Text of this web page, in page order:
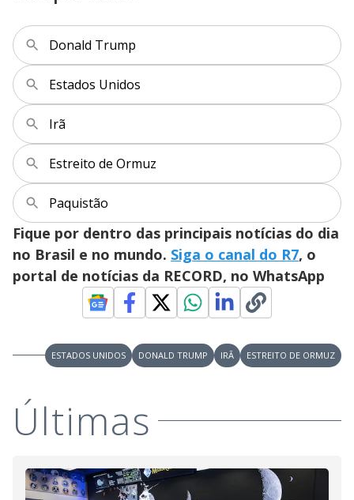
Donald Trump
Estados Unidos
Irã
Estreito de Ormuz
Paquistão
Fique por dentro das principais notícias do dia
no Brasil e no mundo. Siga o canal do R7, o
portal de notícias da RECORD, no WhatsApp
ESTADOS UNIDOS DONALD TRUMP IRÃ ESTREITO DE ORMUZ
Últimas